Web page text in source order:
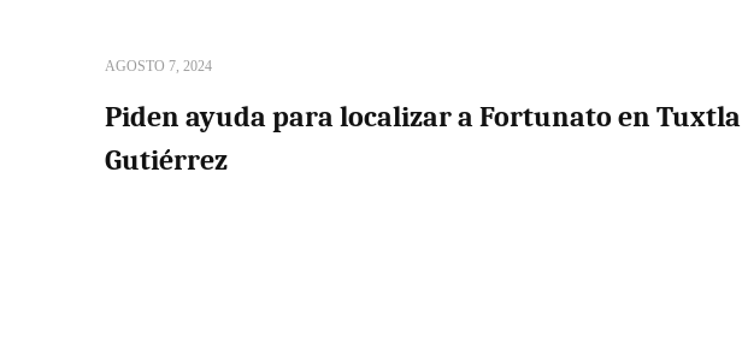
AGOSTO 7, 2024
Piden ayuda para localizar a Fortunato en Tuxtla
Gutiérrez